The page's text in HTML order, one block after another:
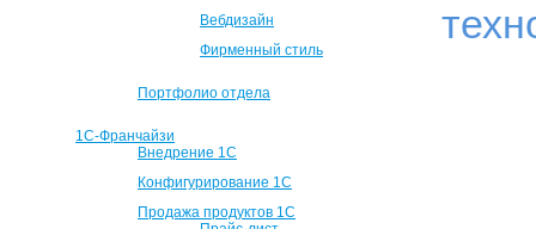
Вебдизайн
Фирменный стиль
Портфолио отдела
1С-Франчайзи
Внедрение 1С
Конфигурирование 1С
Продажа продуктов 1С